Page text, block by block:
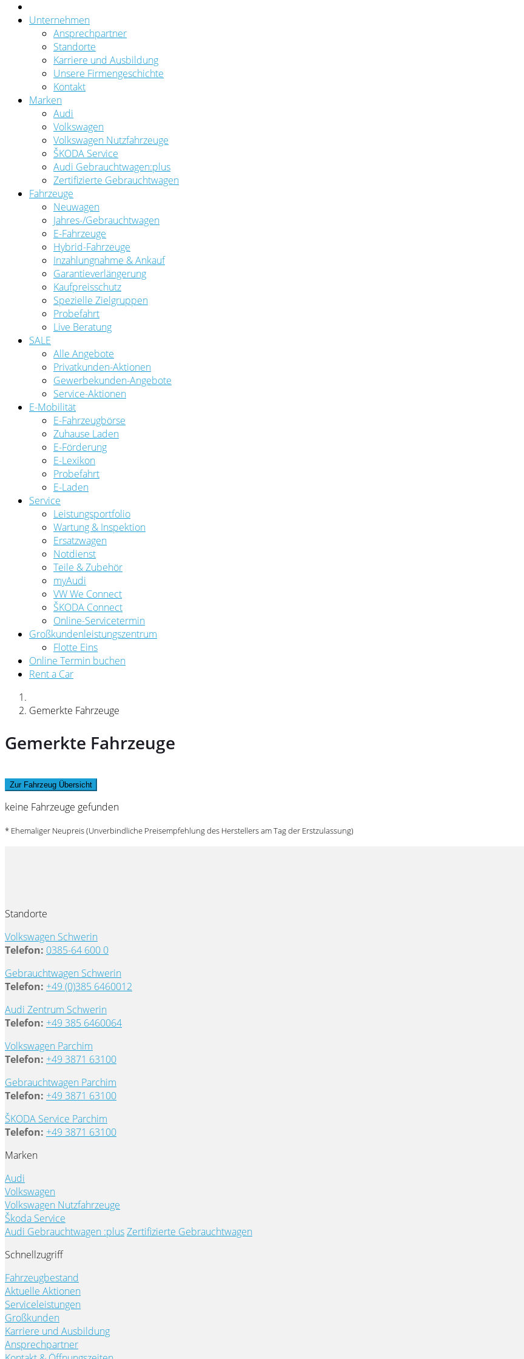
Unternehmen
Ansprechpartner
Standorte
Karriere und Ausbildung
Unsere Firmengeschichte
Kontakt
Marken
Audi
Volkswagen
Volkswagen Nutzfahrzeuge
ŠKODA Service
Audi Gebrauchtwagen:plus
Zertifizierte Gebrauchtwagen
Fahrzeuge
Neuwagen
Jahres-/Gebrauchtwagen
E-Fahrzeuge
Hybrid-Fahrzeuge
Inzahlungnahme & Ankauf
Garantieverlängerung
Kaufpreisschutz
Spezielle Zielgruppen
Probefahrt
Live Beratung
SALE
Alle Angebote
Privatkunden-Aktionen
Gewerbekunden-Angebote
Service-Aktionen
E-Mobilität
E-Fahrzeugbörse
Zuhause Laden
E-Förderung
E-Lexikon
Probefahrt
E-Laden
Service
Leistungsportfolio
Wartung & Inspektion
Ersatzwagen
Notdienst
Teile & Zubehör
myAudi
VW We Connect
ŠKODA Connect
Online-Servicetermin
Großkundenleistungszentrum
Flotte Eins
Online Termin buchen
Rent a Car
Gemerkte Fahrzeuge
Gemerkte Fahrzeuge
Zur Fahrzeug Übersicht
keine Fahrzeuge gefunden
* Ehemaliger Neupreis (Unverbindliche Preisempfehlung des Herstellers am Tag der Erstzulassung)
Standorte
Volkswagen Schwerin
Telefon: 0385-64 600 0
Gebrauchtwagen Schwerin
Telefon: +49 (0)385 6460012
Audi Zentrum Schwerin
Telefon: +49 385 6460064
Volkswagen Parchim
Telefon: +49 3871 63100
Gebrauchtwagen Parchim
Telefon: +49 3871 63100
ŠKODA Service Parchim
Telefon: +49 3871 63100
Marken
Audi
Volkswagen
Volkswagen Nutzfahrzeuge
Škoda Service
Audi Gebrauchtwagen :plusZertifizierte Gebrauchtwagen
Schnellzugriff
Fahrzeugbestand
Aktuelle Aktionen
Serviceleistungen
Großkunden
Karriere und Ausbildung
Ansprechpartner